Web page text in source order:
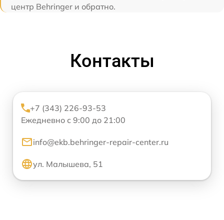
центр Behringer и обратно.
Контакты
+7 (343) 226-93-53
Ежедневно с 9:00 до 21:00
info@ekb.behringer-repair-center.ru
ул. Малышева, 51